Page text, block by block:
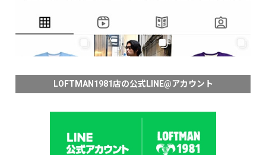
LOFTMAN1981店の公式LINE@アカウント